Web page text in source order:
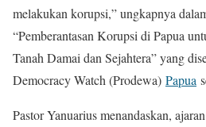
melakukan korupsi,” ungkapnya
“Pemberantasan Korupsi di Papua
Tanah Damai dan Sejahtera” yang
Democracy Watch (Prodewa) Papua
Pastor Yanuarius menandaskan,